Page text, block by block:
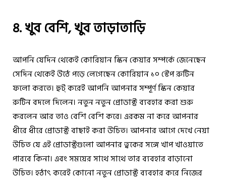
৪. খুব বেশি, খুব তাড়াতাড়ি
আপনি যেদিন থেকেই কোরিয়ান স্কিন কেয়ার সম্পর্কে জেনেছেন
সেদিন থেকেই উঠে পড়ে লেগেছেন কোরিয়ান ১০ স্টেপ রুটিন
ফলো করতে। হুট্ করেই আপনি আপনার সম্পূর্ণ স্কিন কেয়ার
রুটিন বদলে দিলেন। নতুন নতুন প্রোডাক্ট ব্যবহার করা শুরু
করলেন আর তাও বেশি বেশি করে। এরকম না করে আপনার
ধীরে ধীরে প্রোডাক্ট বাছাই করা উচিত। আপনার আগে দেখে নেয়া
উচিত যে এই প্রোডাক্টগুলো আপনার ত্বকের সঙ্গে খাপ খাওয়াতে
পারবে কিনা। এবং সময়ের সাথে সাথে তার ব্যবহার বাড়ানো
উচিত। হঠাৎ করেই কোনো নতুন প্রোডাক্ট ব্যবহার করে নিজের